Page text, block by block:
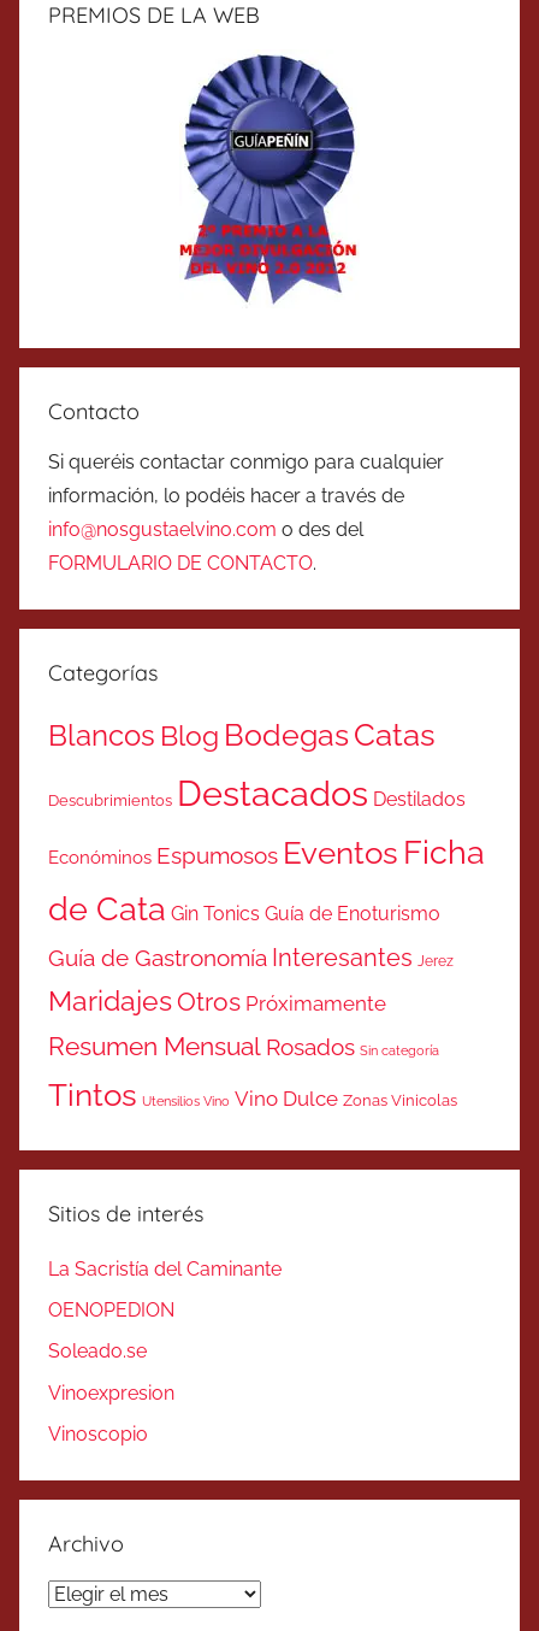
PREMIOS DE LA WEB
Contacto
Si queréis contactar conmigo para cualquier
información, lo podéis hacer a través de
info@nosgustaelvino.com o des del
FORMULARIO DE CONTACTO.
Categorías
Blancos Blog BodegasCatas
Descubrimientos Destacados Destilados
Económinos Espumosos Eventos Ficha
de Cata Gin Tonics Guía de Enoturismo
Guía de Gastronomía Interesantes Jerez
MaridajesOtros Próximamente
Resumen Mensual Rosados Sin categoría
Tintos Utensilios Vino Vino Dulce Zonas Vinicolas
Sitios de interés
La Sacristía del Caminante
OENOPEDION
Soleado.se
Vinoexpresion
Vinoscopio
Archivo
Archivo